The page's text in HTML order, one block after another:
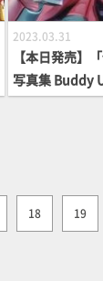
2023.03.31
【本日発売】
写真集 Buddy
18 19